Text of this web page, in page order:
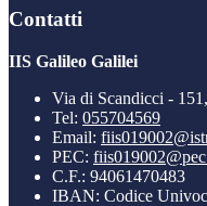
Contatti
IIS Galileo Galilei
Via di Scandicci -
Tel: 055704569
Email:
PEC:
C.F.: 94061470483
IBAN: Codice